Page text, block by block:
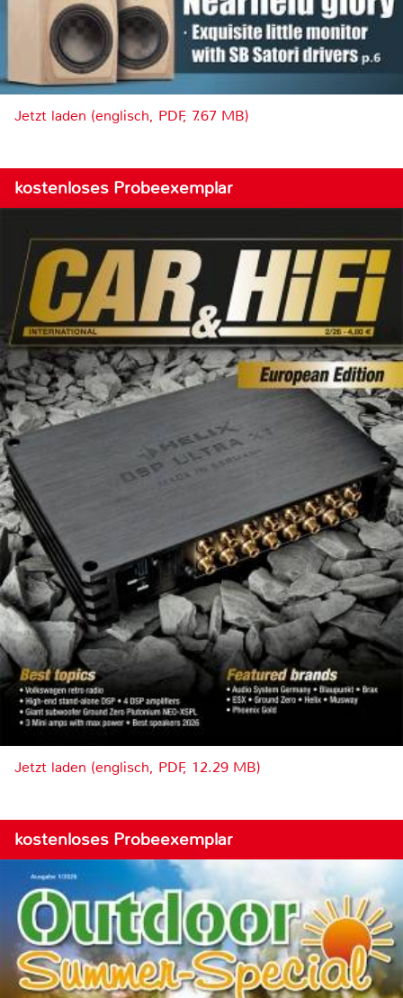
Jetzt laden (englisch, PDF, 7.67 MB)
kostenloses Probeexemplar
Jetzt laden (englisch, PDF, 12.29 MB)
kostenloses Probeexemplar